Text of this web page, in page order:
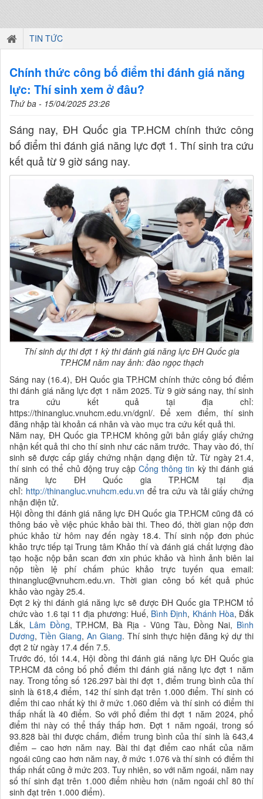
TIN TỨC
Chính thức công bố điểm thi đánh giá năng
lực: Thí sinh xem ở đâu?
Thứ ba - 15/04/2025 23:26
Sáng nay, ĐH Quốc gia TP.HCM chính thức công
bố điểm thi đánh giá năng lực đợt 1. Thí sinh tra cứu
kết quả từ 9 giờ sáng nay.
Thí sinh dự thi đợt 1 kỳ thi đánh giá năng lực ĐH Quốc gia
TP.HCM năm nay ảnh: đào ngọc thạch
Sáng nay (16.4), ĐH Quốc gia TP.HCM chính thức công bố điểm
thi đánh giá năng lực đợt 1 năm 2025. Từ 9 giờ sáng nay, thí sinh
tra cứu kết quả tại địa chỉ:
https://thinangluc.vnuhcm.edu.vn/dgnl/. Để xem điểm, thí sinh
đăng nhập tài khoản cá nhân và vào mục tra cứu kết quả thi.
Năm nay, ĐH Quốc gia TP.HCM không gửi bản giấy giấy chứng
nhận kết quả thi cho thí sinh như các năm trước. Thay vào đó, thí
sinh sẽ được cấp giấy chứng nhận dạng điện tử. Từ ngày 21.4,
thí sinh có thể chủ động truy cậpCổng thông tin kỳ thi đánh giá
năng lực ĐH Quốc gia TP.HCM tại địa
chỉ: http://thinangluc.vnuhcm.edu.vn để tra cứu và tải giấy chứng
nhận điện tử.
Hội đồng thi đánh giá năng lực ĐH Quốc gia TP.HCM cũng đã có
thông báo về việc phúc khảo bài thi. Theo đó, thời gian nộp đơn
phúc khảo từ hôm nay đến ngày 18.4. Thí sinh nộp đơn phúc
khảo trực tiếp tại Trung tâm Khảo thí và đánh giá chất lượng đào
tạo hoặc nộp bản scan đơn xin phúc khảo và hình ảnh biên lai
nộp tiền lệ phí chấm phúc khảo trực tuyến qua email:
thinangluc@vnuhcm.edu.vn. Thời gian công bố kết quả phúc
khảo vào ngày 25.4.
Đợt 2 kỳ thi đánh giá năng lực sẽ được ĐH Quốc gia TP.HCM tổ
chức vào 1.6 tại 11 địa phương: Huế, Bình Định, Khánh Hòa, Đắk
Lắk, Lâm Đồng, TP.HCM, Bà Rịa - Vũng Tàu, Đồng Nai, Bình
Dương, Tiền Giang, An Giang. Thí sinh thực hiện đăng ký dự thi
đợt 2 từ ngày 17.4 đến 7.5.
Trước đó, tối 14.4, Hội đồng thi đánh giá năng lực ĐH Quốc gia
TP.HCM đã công bố phổ điểm thi đánh giá năng lực đợt 1 năm
nay. Trong tổng số 126.297 bài thi đợt 1, điểm trung bình của thí
sinh là 618,4 điểm, 142 thí sinh đạt trên 1.000 điểm. Thí sinh có
điểm thi cao nhất kỳ thi ở mức 1.060 điểm và thí sinh có điểm thi
thấp nhất là 40 điểm. So với phổ điểm thi đợt 1 năm 2024, phổ
điểm thi này có thể thấy thấp hơn. Đợt 1 năm ngoái, trong số
93.828 bài thi được chấm, điểm trung bình của thí sinh là 643,4
điểm – cao hơn năm nay. Bài thi đạt điểm cao nhất của năm
ngoái cũng cao hơn năm nay, ở mức 1.076 và thí sinh có điểm thi
thấp nhất cũng ở mức 203. Tuy nhiên, so với năm ngoái, năm nay
số thí sinh đạt trên 1.000 điểm nhiều hơn (năm ngoái chỉ 80 thí
sinh đạt trên 1.000 điểm).